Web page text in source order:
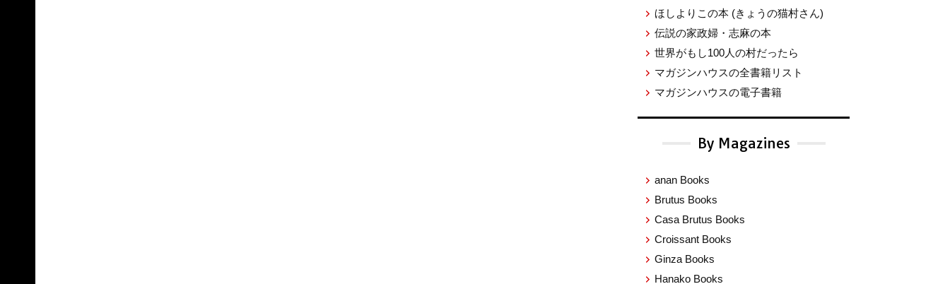
ほしよりこの本 (きょうの猫村さん)
伝説の家政婦・志麻の本
世界がもし100人の村だったら
マガジンハウスの全書籍リスト
マガジンハウスの電子書籍
By Magazines
anan Books
Brutus Books
Casa Brutus Books
Croissant Books
Ginza Books
Hanako Books